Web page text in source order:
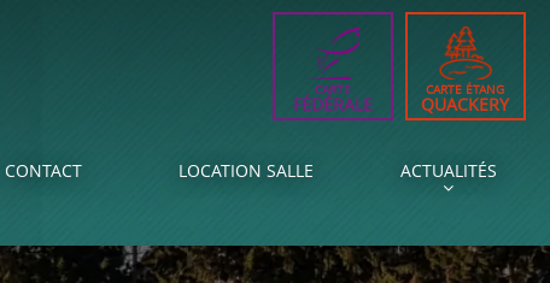
CARTE
FÉDÉRALE
CARTE ÉTANG
QUACKERY
CONTACT LOCATION SALLE ACTUALITÉS